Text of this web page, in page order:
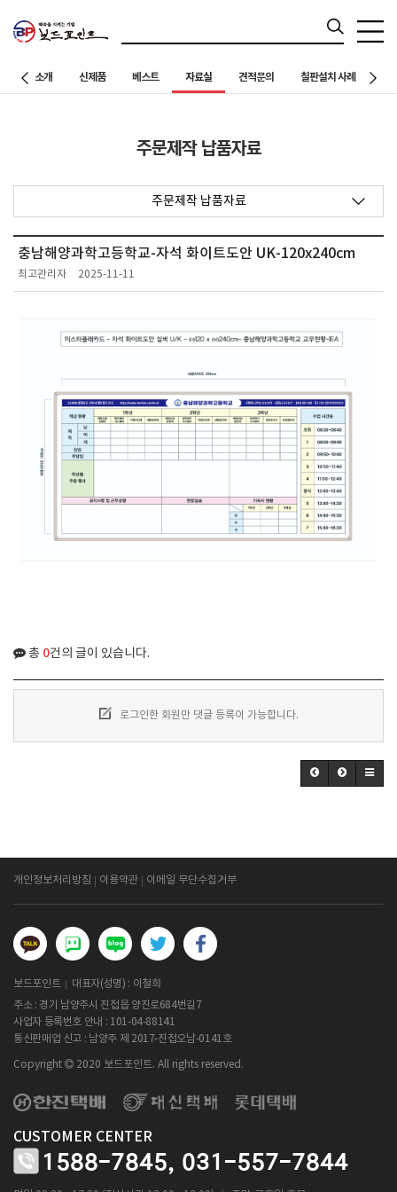
브랜드소개 신제품 베스트 자료실 견적문의 칠판설치 사례
주문제작 납품자료
주문제작 납품자료
충남해양과학고등학교-자석 화이트도안 UK-120x240cm
최고관리자 2025-11-11
총 0건의 글이 있습니다.
로그인한 회원만 댓글 등록이 가능합니다.
개인정보처리방침 이용약관 이메일 무단수집거부
보드포인트
대표자(성명) : 이철희
주소 : 경기 남양주시 진접읍 양진로684번길7
사업자 등록번호 안내 : 101-04-88141
통신판매업 신고 : 남양주 제 2017-진접오남-0141호
Copyright 2020 보드포인트. All rights reserved.
CUSTOMER CENTER
1588-7845, 031-557-7844